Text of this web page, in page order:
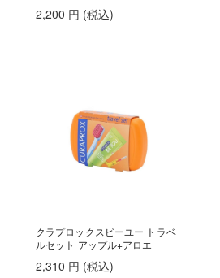
2,200 円 (税込)
クラプロックスビーユー トラベ
ルセット アップル+アロエ
2,310 円 (税込)